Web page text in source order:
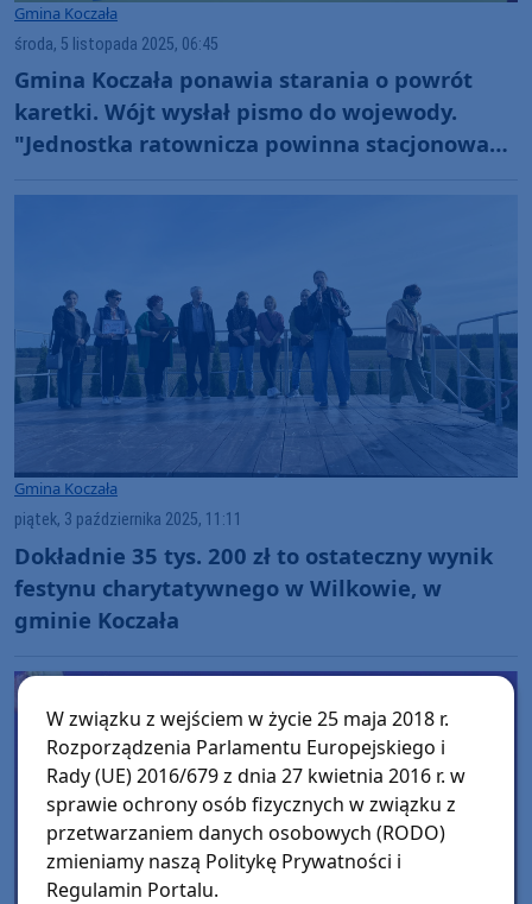
Gmina Koczała
środa, 5 listopada 2025, 06:45
Gmina Koczała ponawia starania o powrót
karetki. Wójt wysłał pismo do wojewody.
"Jednostka ratownicza powinna stacjonować
Gmina Koczała
piątek, 3 października 2025, 11:11
Dokładnie 35 tys. 200 zł to ostateczny wynik
festynu charytatywnego w Wilkowie, w
gminie Koczała
W związku z wejściem w życie 25 maja 2018 r.
Rozporządzenia Parlamentu Europejskiego i
Rady (UE) 2016/679 z dnia 27 kwietnia 2016 r. w
sprawie ochrony osób fizycznych w związku z
przetwarzaniem danych osobowych (RODO)
zmieniamy naszą Politykę Prywatności i
Regulamin Portalu.